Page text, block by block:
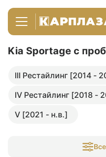
Kia Sportage с
III Рестайлинг [2014 -
IV Рестайлинг [2018 -
V [2021 - н.в.]